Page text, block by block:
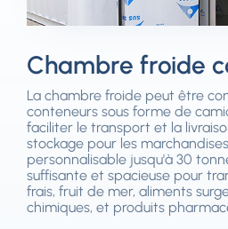
Chambre froide
La chambre froide peut être
conteneurs sous forme de
faciliter le transport et la
stockage pour les
personnalisable jusqu'à 30
suffisante et spacieuse pour
frais, fruit de mer, aliments
chimiques, et produits